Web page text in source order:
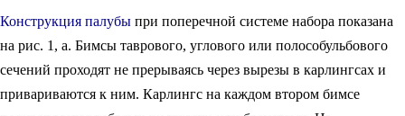
Конструкция палубы при поперечной системе набора показана
на рис. 1, а. Бимсы таврового, углового или полособульбового
сечений проходят не прерываясь через вырезы в карлингсах и
привариваются к ним. Карлингс на каждом втором бимсе